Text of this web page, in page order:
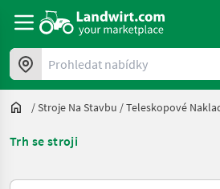
Prohledat nabídky
/Stroje Na Stavbu /Teleskopové
Trh se stroji
Takto se řadí nabídky na Landwirt.com